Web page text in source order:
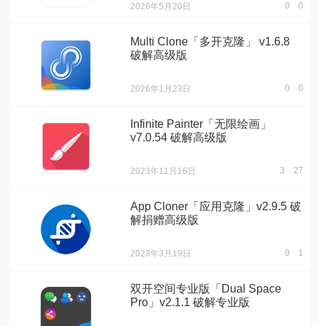
2026年5月20日 0 0
Multi Clone「多开克隆」 v1.6.8
破解高级版
2026年1月23日 0 0
Infinite Painter「无限绘画」
v7.0.54 破解高级版
2023年11月16日 3 27
App Cloner「应用克隆」v2.9.5 破
解捐赠高级版
2023年3月19日 0 1
双开空间专业版「Dual Space
Pro」v2.1.1 破解专业版